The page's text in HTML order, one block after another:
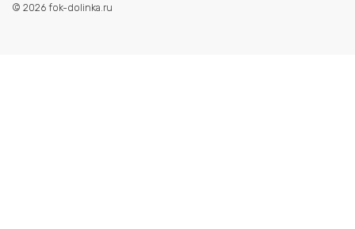
© 2026 fok-dolinka.ru